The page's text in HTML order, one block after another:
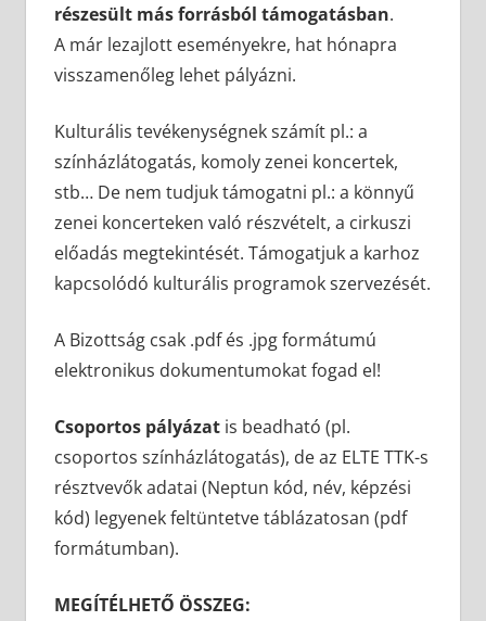
részesült más forrásból támogatásban.
A már lezajlott eseményekre, hat hónapra
visszamenőleg lehet pályázni.
Kulturális tevékenységnek számít pl.: a
színházlátogatás, komoly zenei koncertek,
stb… De nem tudjuk támogatni pl.: a könnyű
zenei koncerteken való részvételt, a cirkuszi
előadás megtekintését. Támogatjuk a karhoz
kapcsolódó kulturális programok szervezését.
A Bizottság csak .pdf és .jpg formátumú
elektronikus dokumentumokat fogad el!
Csoportos pályázatis beadható (pl.
csoportos színházlátogatás), de az ELTE TTK-s
résztvevők adatai (Neptun kód, név, képzési
kód) legyenek feltüntetve táblázatosan (pdf
formátumban).
MEGÍTÉLHETŐ ÖSSZEG: